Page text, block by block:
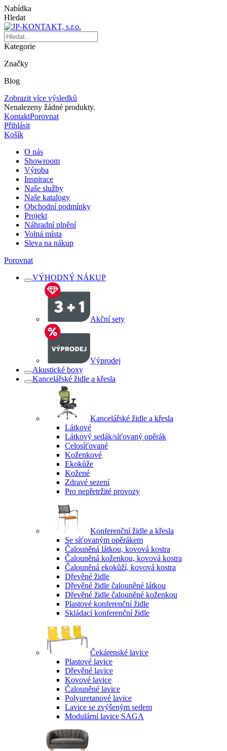
Nabídka
Hledat
Kategorie
Značky
Blog
Zobrazit více výsledků
Nenalezeny žádné produkty.
KontaktPorovnat
Přihlásit
Košík
O nás
Showroom
Výroba
Inspirace
Naše služby
Naše katalogy
Obchodní podmínky
Projekt
Náhradní plnění
Volná místa
Sleva na nákup
Porovnat
VÝHODNÝ NÁKUP
Akční sety
Výprodej
Akustické boxy
Kancelářské židle a křesla
Kancelářské židle a křesla
Látkové
Látkový sedák/síťovaný opěrák
Celosíťované
Koženkové
Ekokůže
Kožené
Zdravé sezení
Pro nepřetržité provozy
Konferenční židle a křesla
Se síťovaným opěrákem
Čalouněná látkou, kovová kostra
Čalouněná koženkou, kovová kostra
Čalouněná ekokůží, kovová kostra
Dřevěné židle
Dřevěné židle čalouněné látkou
Dřevěné židle čalouněné koženkou
Plastové konferenční židle
Skládací konferenční židle
Čekárenské lavice
Plastové lavice
Dřevěné lavice
Kovové lavice
Čalouněné lavice
Polyuretanové lavice
Lavice se zvýšeným sedem
Modulární lavice SAGA